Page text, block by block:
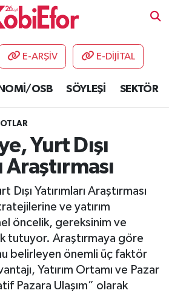
E-ARŞİV E-DİJİTAL
OSB SÖYLEŞİ SEKTÖR
Yurt Dışı
Araştırması
Dışı Yatırımları Araştırması
ve yatırım
öncelik, gereksinim ve
tutuyor. Araştırmaya göre
belirleyen önemli üç faktör
Yatırım Ortamı ve Pazar
Pazara Ulaşım” olarak